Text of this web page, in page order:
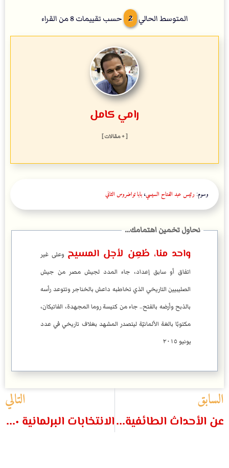
المتوسط الحالي 2 حسب تقييمات8من القراء
رامي كامل
[ + مقالات ]
وسوم: رئيس عبد الفتاح السيسي، بابا تواضروس الثاني
واحد منا، طُعِن لأجل المسيح وعلى غير
اتفاق أو سابق إعداد، جاء المدد لجيش مصر من جيش
الصليبيين التاريخي الذي تخاطبه داعش بالخناجر وتتوعد رأسه
بالذبح وأرضه بالفتح.. جاء من كنيسة روما المجهدة، الفاتيكان،
مكتوبًا بالغة الألمانيّة ليتصدر المشهد بغلاف تاريخي في عدد
يونيو ٢٠١٥
السابق
عن الأحداث الطائفية الأخيرة بمحافظة المنيا
التالي
الانتخابات البرلمانية ٢٠١٠